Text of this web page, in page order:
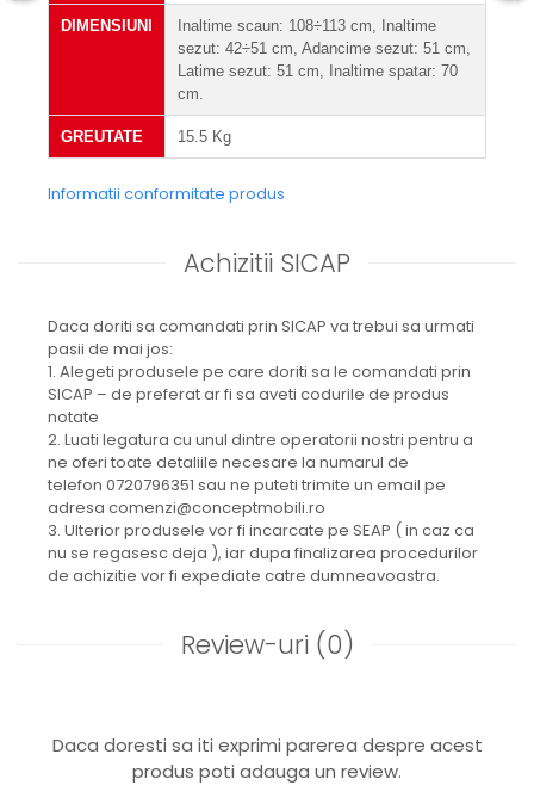
DIMENSIUNI
Inaltime scaun: 108÷113 cm, Inaltime
sezut: 42÷51 cm, Adancime sezut: 51 cm,
Latime sezut: 51 cm, Inaltime spatar: 70
cm.
GREUTATE 15.5 Kg
Informatii conformitate produs
Achizitii SICAP
Daca doriti sa comandati prin SICAP va trebui sa urmati
pasii de mai jos:
1. Alegeti produsele pe care doriti sa le comandati prin
SICAP – de preferat ar fi sa aveti codurile de produs
notate
2. Luati legatura cu unul dintre operatorii nostri pentru a
ne oferi toate detaliile necesare la numarul de
telefon 0720796351 sau ne puteti trimite un email pe
adresa comenzi@conceptmobili.ro
3. Ulterior produsele vor fi incarcate pe SEAP ( in caz ca
nu se regasesc deja ), iar dupa finalizarea procedurilor
de achizitie vor fi expediate catre dumneavoastra.
Review-uri (0)
Daca doresti sa iti exprimi parerea despre acest
produs poti adauga un review.